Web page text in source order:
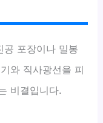
공 포장이나 밀봉
와 직사광선을 피
비결입니다.